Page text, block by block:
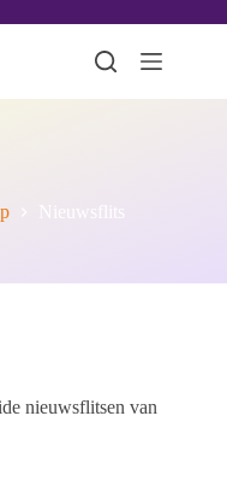
Nieuwsflits
nieuwsflitsen van